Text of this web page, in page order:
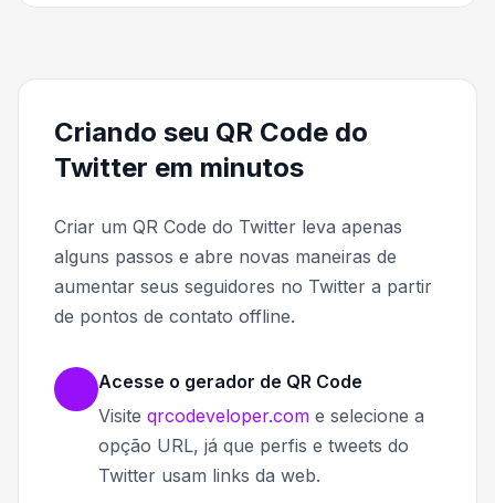
Criando seu QR Code do
Twitter em minutos
Criar um QR Code do Twitter leva apenas
alguns passos e abre novas maneiras de
aumentar seus seguidores no Twitter a partir
de pontos de contato offline.
Acesse o gerador de QR Code
Visite qrcodeveloper.com e selecione a
opção URL, já que perfis e tweets do
Twitter usam links da web.